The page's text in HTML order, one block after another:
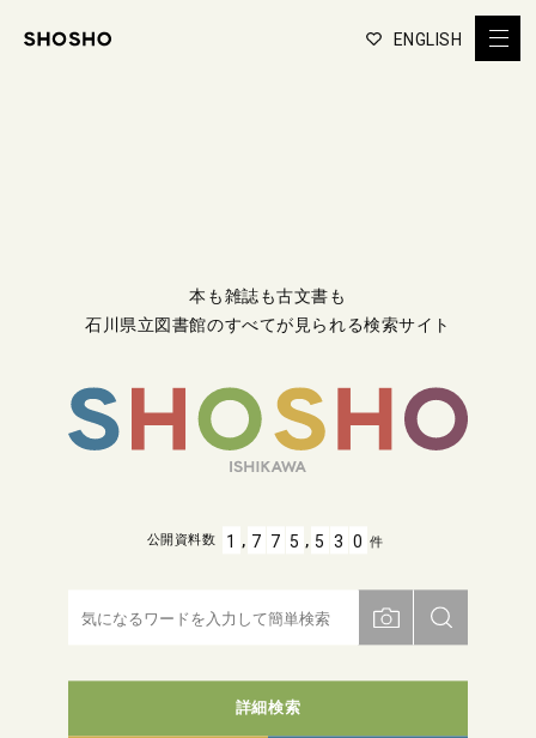
ENGLISH
本も雑誌も古文書も
石川県立図書館のすべてが見られる検索サイト
詳細検索
公開資料数 1 , 7 7 5 , 5 3 0 件